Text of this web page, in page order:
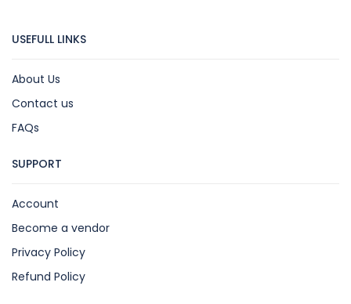
USEFULL LINKS
About Us
Contact us
FAQs
SUPPORT
Account
Become a vendor
Privacy Policy
Refund Policy